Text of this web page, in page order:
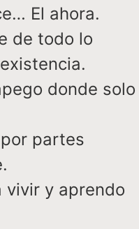
El ahora.
de todo lo
donde solo
partes
vivir y aprendo